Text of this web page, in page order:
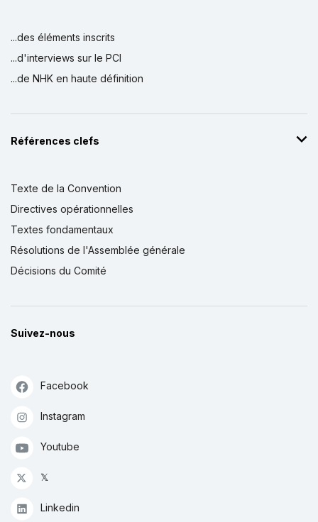
...des éléments inscrits
...d'interviews sur le PCI
...de NHK en haute définition
Références clefs
Texte de la Convention
Directives opérationnelles
Textes fondamentaux
Résolutions de l'Assemblée générale
Décisions du Comité
Suivez-nous
Facebook
Instagram
Youtube
𝕏
Linkedin